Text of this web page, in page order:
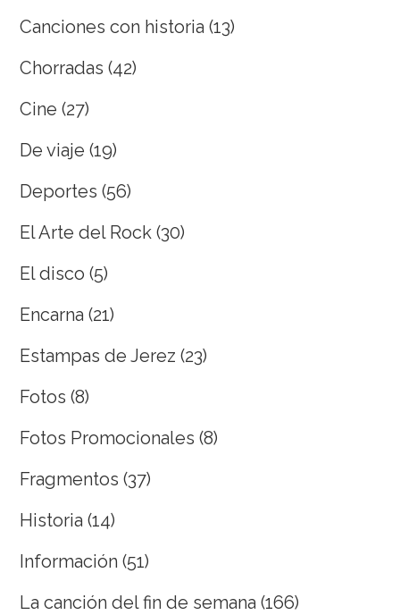
Canciones con historia (13)
Chorradas (42)
Cine (27)
De viaje (19)
Deportes (56)
El Arte del Rock (30)
El disco (5)
Encarna (21)
Estampas de Jerez (23)
Fotos (8)
Fotos Promocionales (8)
Fragmentos (37)
Historia (14)
Información (51)
La canción del fin de semana (166)